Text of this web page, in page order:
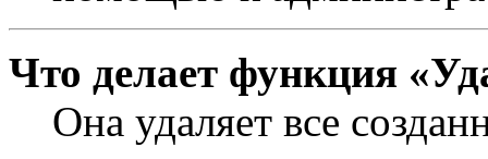
Что делает функция
Она удаляет все